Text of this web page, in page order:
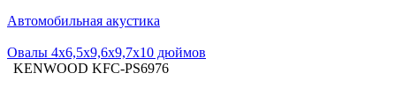
Автомобильная акустика
Овалы 4х6,5х9,6x9,7х10 дюймов
KENWOOD KFC-PS6976